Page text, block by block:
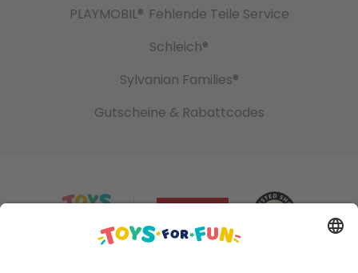
PLAYMOBIL® Fehlende Teile Service
Schleich®
Sylvanian Families®
Gutscheine & Rabattcodes